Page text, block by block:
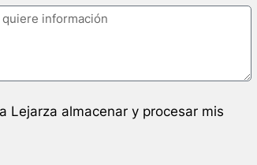
Lejarza almacenar y procesar mis